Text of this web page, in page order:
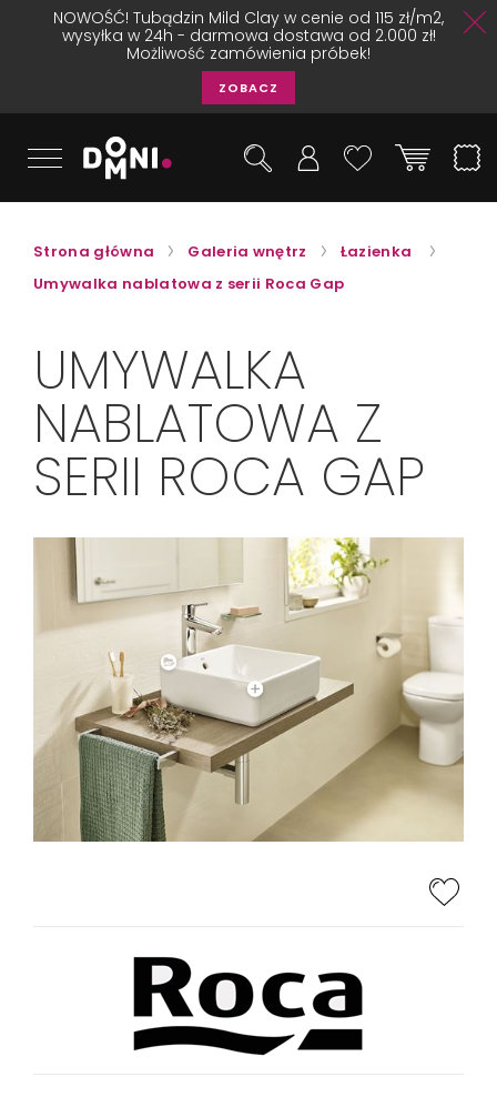
NOWOŚĆ! Tubądzin Mild Clay w cenie od 115 zł/m2,
wysyłka w 24h - darmowa dostawa od 2.000 zł!
Możliwość zamówienia próbek!
ZOBACZ
Strona główna Galeria wnętrz
Łazienka
Umywalka nablatowa z serii Roca Gap
UMYWALKA
NABLATOWA Z
SERII ROCA GAP